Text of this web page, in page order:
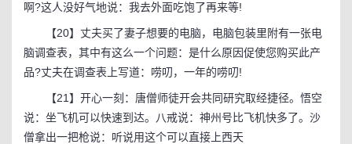
啊?这人没好气地说：我去外面吃饱了再来等!
【20】丈夫买了妻子想要的电脑，电脑包装里附有一张电
脑调查表，其中有这么一个问题：是什么原因促使您购买此产
品?丈夫在调查表上写道：唠叨，一年的唠叨!
【21】开心一刻：唐僧师徒开会共同研究取经捷径。悟空
说：坐飞机可以快速到达。八戒说：神州号比飞机快多了。沙
僧拿出一把枪说：听说用这个可以直接上西天